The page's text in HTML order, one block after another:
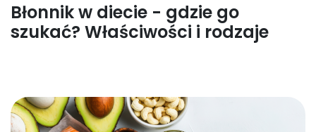
Błonnik w diecie - gdzie go
szukać? Właściwości i rodzaje